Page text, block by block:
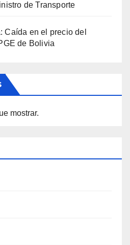
de Transporte
Caída en el precio del
de Bolivia
mostrar.